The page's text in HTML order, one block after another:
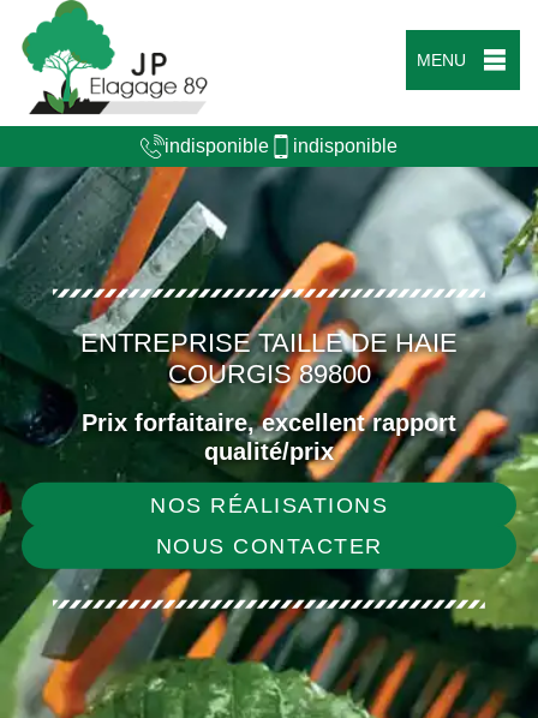
MENU
indisponible indisponible
ENTREPRISE TAILLE DE HAIE
COURGIS 89800
Prix forfaitaire, excellent rapport
qualité/prix
NOS RÉALISATIONS
NOUS CONTACTER